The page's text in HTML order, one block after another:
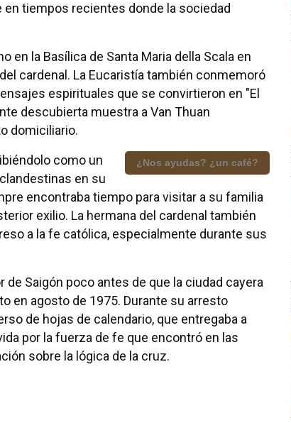
tiempos recientes donde la sociedad
en la Basílica de Santa Maria della Scala en
cardenal. La Eucaristía también conmemoró
espirituales que se convirtieron en "El
descubierta muestra a Van Thuan
domiciliario.
¿Nos ayudas? ¿un café?
como un
en su
encontraba tiempo para visitar a su familia
exilio. La hermana del cardenal también
a la fe católica, especialmente durante sus
Saigón poco antes de que la ciudad cayera
en agosto de 1975. Durante su arresto
de hojas de calendario, que entregaba a
por la fuerza de fe que encontró en las
sobre la lógica de la cruz.